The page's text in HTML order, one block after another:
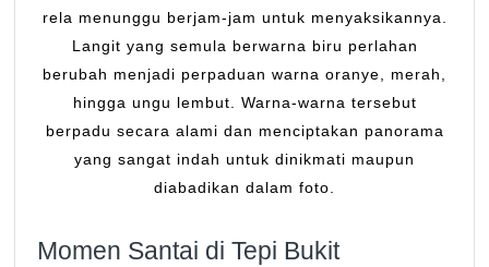
rela menunggu berjam-jam untuk menyaksikannya.
Langit yang semula berwarna biru perlahan
berubah menjadi perpaduan warna oranye, merah,
hingga ungu lembut. Warna-warna tersebut
berpadu secara alami dan menciptakan panorama
yang sangat indah untuk dinikmati maupun
diabadikan dalam foto.
Momen Santai di Tepi Bukit